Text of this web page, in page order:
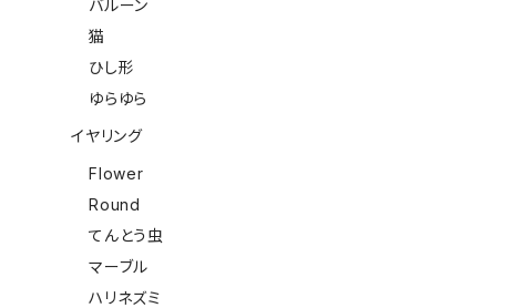
バルーン
猫
ひし形
ゆらゆら
イヤリング
Flower
Round
てんとう虫
マーブル
ハリネズミ